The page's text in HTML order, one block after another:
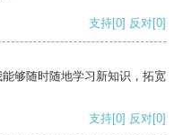
支持[0] 反对[0]
够随时随地学习新知识，拓宽
支持[0] 反对[0]